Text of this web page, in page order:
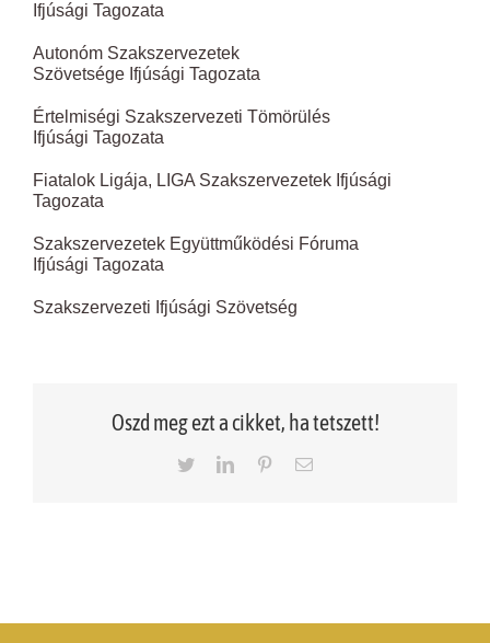
Ifjúsági Tagozata
Autonóm Szakszervezetek
Szövetsége Ifjúsági Tagozata
Értelmiségi Szakszervezeti Tömörülés
Ifjúsági Tagozata
Fiatalok Ligája, LIGA Szakszervezetek Ifjúsági
Tagozata
Szakszervezetek Együttműködési Fóruma
Ifjúsági Tagozata
Szakszervezeti Ifjúsági Szövetség
Oszd meg ezt a cikket, ha tetszett!
TwitterLinkedInPinterestEmail